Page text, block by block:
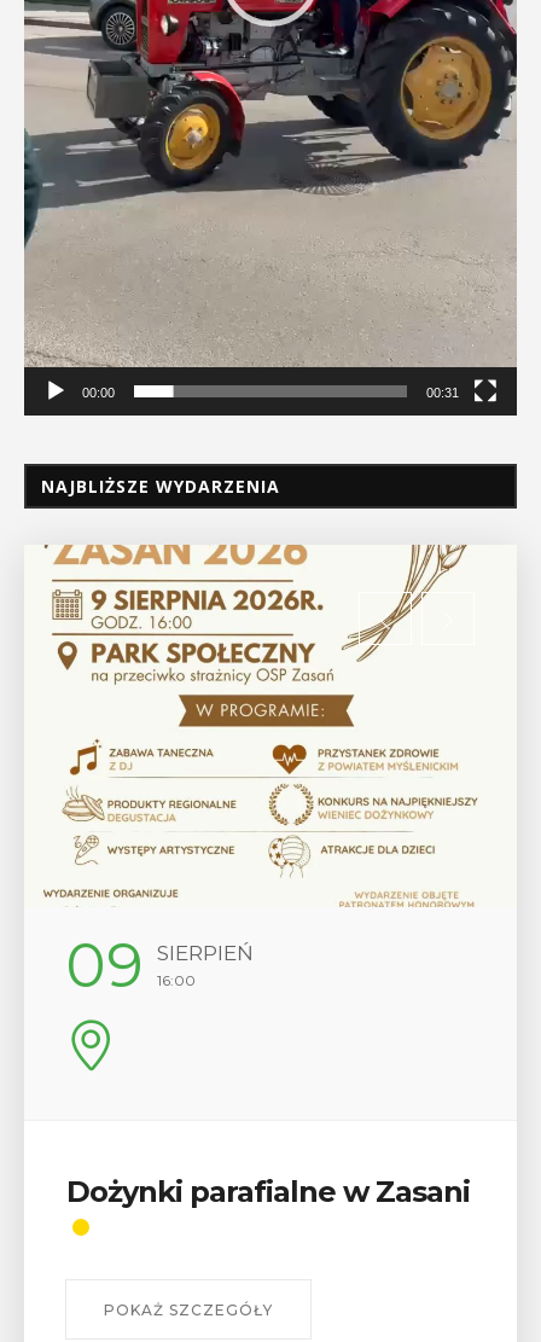
00:00 00:31
NAJBLIŻSZE WYDARZENIA
12 SIERPIEŃ
17:00
Wykład „Jak zdobyć
odznaki na myślenickich
W środę 12 sierpnia o godz. 17 w Miejskiej